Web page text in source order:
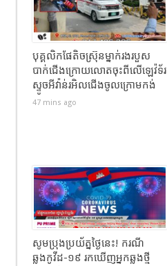
បុគ្គលិកផែតិចស្រ៊ុនម្នាក់រងរបួស
បាក់ជេីងក្រោយលោតចុះពីលេីឡេវ៉ទ័រ
ស្ទូចអីវ៉ាន់រអិលជេីងចូលក្រោមកង់
47 mins ago
សូមប្រុងប្រយ័ត្នថ្ងៃនេះ! ករណី
ឆ្លងកូវីដ-១៩ រកឃើញអ្នកឆ្លងថ្មី